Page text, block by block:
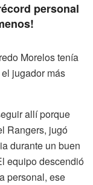
personal
Morelos tenía
jugador más
allí porque
Rangers, jugó
durante un buen
equipo descendió
personal, ese